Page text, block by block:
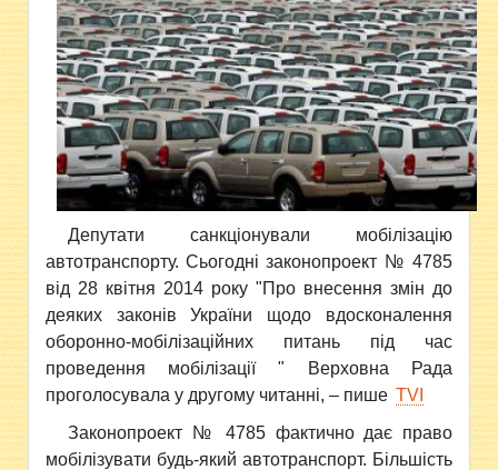
Депутати санкціонували мобілізацію
автотранспорту. Сьогодні законопроект № 4785
від 28 квітня 2014 року "Про внесення змін до
деяких законів України щодо вдосконалення
оборонно-мобілізаційних питань під час
проведення мобілізації " Верховна Рада
проголосувала у другому читанні, – пише ТVI
Законопроект № 4785 фактично дає право
мобілізувати будь-який автотранспорт. Більшість